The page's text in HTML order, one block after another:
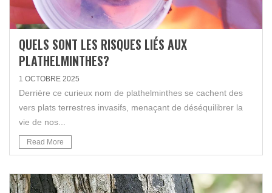
QUELS SONT LES RISQUES LIÉS AUX
PLATHELMINTHES?
1 OCTOBRE 2025
Derrière ce curieux nom de plathelminthes se cachent des
vers plats terrestres invasifs, menaçant de déséquilibrer la
vie de nos...
Read More